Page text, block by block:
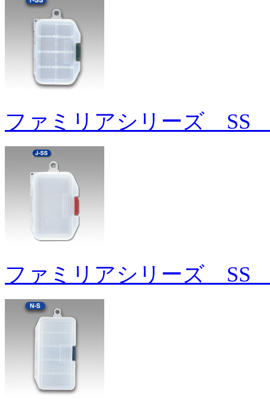
ファミリアシリーズ SS
ファミリアシリーズ SS